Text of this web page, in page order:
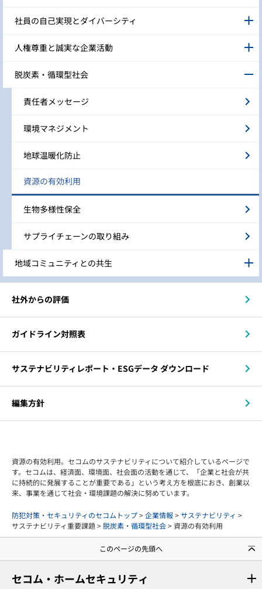
社員の自己実現とダイバーシティ
人権尊重と誠実な企業活動
脱炭素・循環型社会
責任者メッセージ
環境マネジメント
地球温暖化防止
資源の有効利用
生物多様性保全
サプライチェーンの取り組み
地域コミュニティとの共生
社外からの評価
ガイドライン対照表
サステナビリティレポート・ESGデータ ダウンロード
編集方針
資源の有効利用。セコムのサステナビリティについて紹介しているページで
す。セコムは、経済面、環境面、社会面の活動を通じて、「企業と社会が共
に持続的に発展することが重要である」という考え方を根底におき、創業以
来、事業を通じて社会・環境課題の解決に努めています。
防犯対策・セキュリティのセコムトップ>企業情報 >サステナビリティ >
サステナビリティ重要課題 > 脱炭素・循環型社会> 資源の有効利用
このページの先頭へ
セコム・ホームセキュリティ